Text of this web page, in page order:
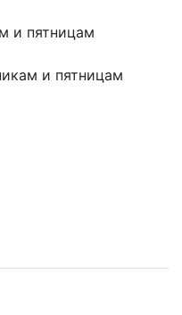
и пятницам
и пятницам